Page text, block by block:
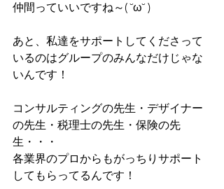
仲間っていいですね～( ˘ω˘ )
あと、私達をサポートしてくださって
いるのはグループのみんなだけじゃな
いんです！
コンサルティングの先生・デザイナー
の先生・税理士の先生・保険の先
生・・・
各業界のプロからもがっちりサポート
してもらってるんです！